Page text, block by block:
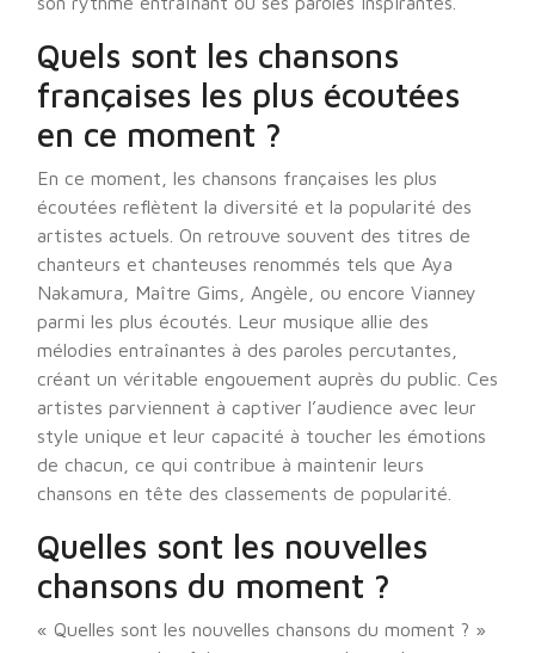
Quels sont les chansons
françaises les plus écoutées
en ce moment ?
En ce moment, les chansons françaises les plus
écoutées reflètent la diversité et la popularité des
artistes actuels. On retrouve souvent des titres de
chanteurs et chanteuses renommés tels que Aya
Nakamura, Maître Gims, Angèle, ou encore Vianney
parmi les plus écoutés. Leur musique allie des
mélodies entraînantes à des paroles percutantes,
créant un véritable engouement auprès du public. Ces
artistes parviennent à captiver l’audience avec leur
style unique et leur capacité à toucher les émotions
de chacun, ce qui contribue à maintenir leurs
chansons en tête des classements de popularité.
Quelles sont les nouvelles
chansons du moment ?
« Quelles sont les nouvelles chansons du moment ? »